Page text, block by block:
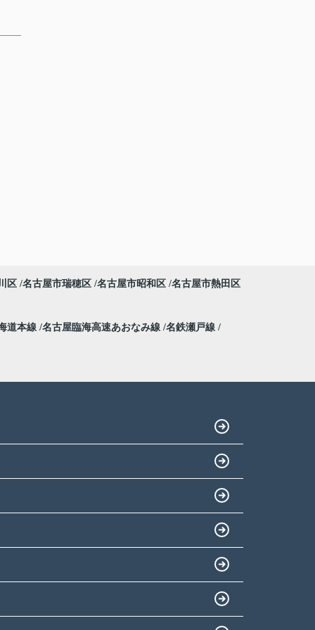
区 名古屋市瑞穂区 名古屋市昭和区 名古屋市熱田区
道本線 名古屋臨海高速あおなみ線 名鉄瀬戸線